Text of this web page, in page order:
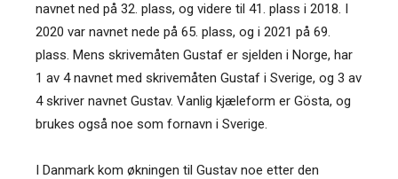
navnet ned på 32. plass, og videre til 41. plass i 2018. I
2020 var navnet nede på 65. plass, og i 2021 på 69.
plass. Mens skrivemåten Gustaf er sjelden i Norge, har
1 av 4 navnet med skrivemåten Gustaf i Sverige, og 3 av
4 skriver navnet Gustav. Vanlig kjæleform er Gösta, og
brukes også noe som fornavn i Sverige.
I Danmark kom økningen til Gustav noe etter den